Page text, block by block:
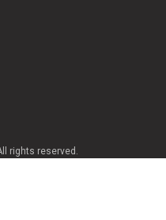
rights reserved.